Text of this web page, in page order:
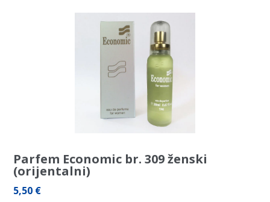
Parfem Economic br. 309 ženski
(orijentalni)
5,50 €